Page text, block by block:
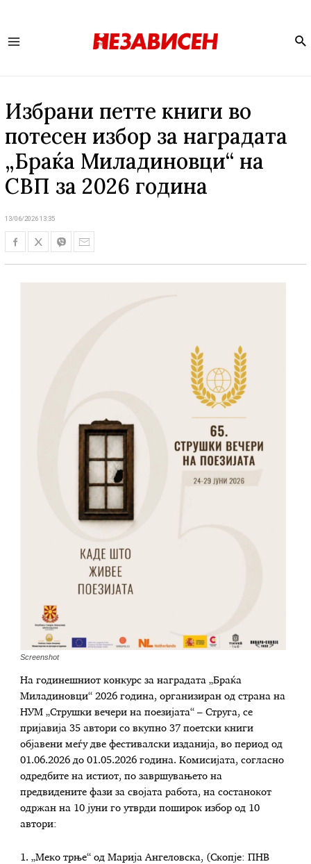
Избрани петте книги во
потесен избор за наградата
„Браќа Миладиновци“ на
СВП за 2026 година
13/06/2026 13:35
Screenshot
На годинешниот конкурс за наградата „Браќа
Миладиновци“ 2026 година, организиран од страна на
НУМ „Струшки вечери на поезијата“ – Струга, се
пријавија 35 автори со вкупно 37 поетски книги
објавени меѓу две фестивалски изданија, во период од
01.06.2026 до 01.05.2026 година. Комисијата, согласно
одредбите на истиот, по завршувањето на
предвидените фази за својата работа, на состанокот
одржан на 10 јуни го утврди поширок избор од 10
автори:
1. „Меко трње“ од Марија Ангеловска, (Скопје: ПНВ